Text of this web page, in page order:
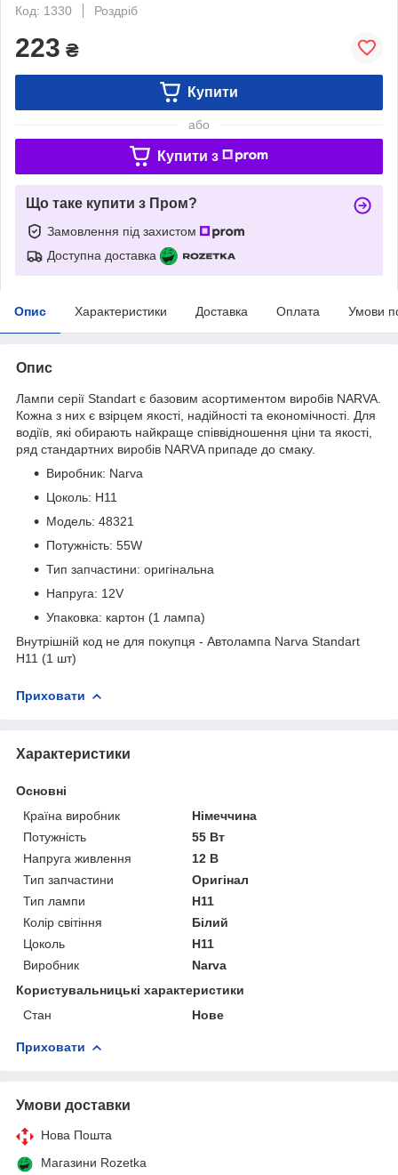
Код: 1330
Роздріб
223 ₴
Купити
або
Купити з
Що таке купити з Пром?
Замовлення під захистом
Доступна доставка
Опис Характеристики Доставка Оплата Умови
Опис
Лампи серії Standart є базовим асортиментом виробів NARVA.
Кожна з них є взірцем якості, надійності та економічності. Для
водіїв, які обирають найкраще співвідношення ціни та якості,
ряд стандартних виробів NARVA припаде до смаку.
Виробник: Narva
Цоколь: H11
Модель: 48321
Потужність: 55W
Тип запчастини: оригінальна
Напруга: 12V
Упаковка: картон (1 лампа)
Внутрішній код не для покупця - Автолампа Narva Standart
H11 (1 шт)
Приховати
Характеристики
Основні
Країна виробник
Німеччина
Потужність
55 Вт
Напруга живлення
12 В
Тип запчастини
Оригінал
Тип лампи
H11
Колір світіння
Білий
Цоколь
H11
Виробник
Narva
Користувальницькі характеристики
Стан
Нове
Приховати
Умови доставки
Нова Пошта
Магазини Rozetka